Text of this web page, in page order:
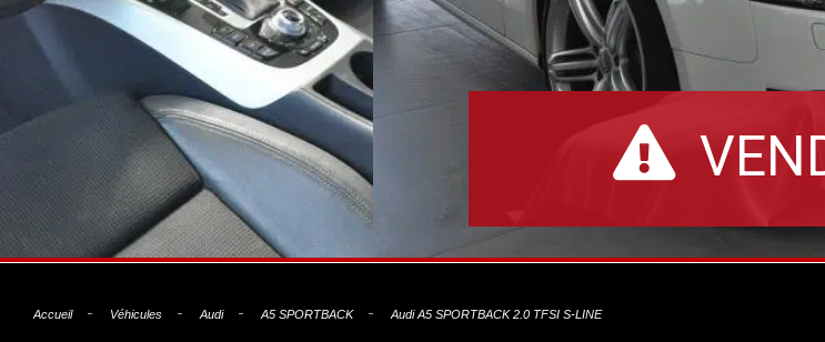
Accueil Véhicules Audi A5 SPORTBACK Audi A5 SPORTBACK 2.0 TFSI S-LINE